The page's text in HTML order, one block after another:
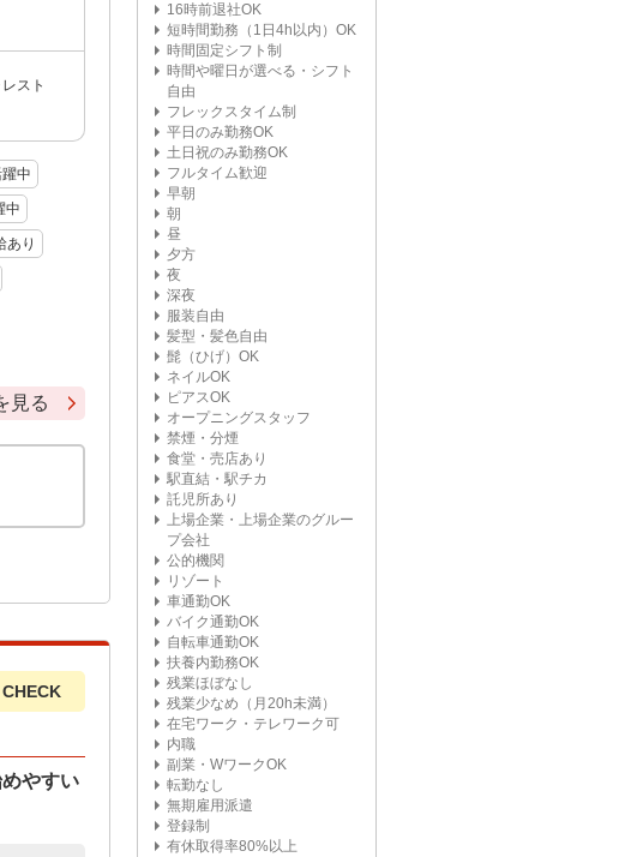
スト
中
中
あり
見る
CHECK
やすい
16時前退社OK
短時間勤務（1日4h以内）OK
時間固定シフト制
時間や曜日が選べる・シフト
自由
フレックスタイム制
平日のみ勤務OK
土日祝のみ勤務OK
フルタイム歓迎
早朝
朝
昼
夕方
夜
深夜
服装自由
髪型・髪色自由
髭（ひげ）OK
ネイルOK
ピアスOK
オープニングスタッフ
禁煙・分煙
食堂・売店あり
駅直結・駅チカ
託児所あり
上場企業・上場企業のグルー
プ会社
公的機関
リゾート
車通勤OK
バイク通勤OK
自転車通勤OK
扶養内勤務OK
残業ほぼなし
残業少なめ（月20h未満）
在宅ワーク・テレワーク可
内職
副業・WワークOK
転勤なし
無期雇用派遣
登録制
有休取得率80%以上